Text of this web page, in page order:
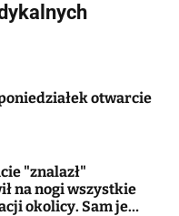
otwarcie
"znalazł"
na nogi wszystkie
okolicy. Sam je